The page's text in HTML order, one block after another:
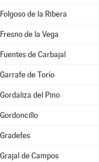
Folgoso de la Ribera
Fresno de la Vega
Fuentes de Carbajal
Garrafe de Torío
Gordaliza del Pino
Gordoncillo
Gradefes
Grajal de Campos